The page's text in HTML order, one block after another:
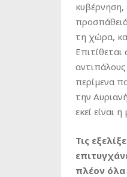
κυβέρνηση,
τη χώρα,
Επιτίθεται
περίμενα
την
εκεί είναι
Τις
πλέον